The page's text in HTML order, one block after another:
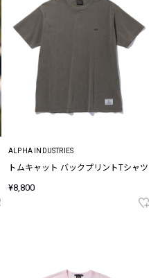
ALPHA INDUSTRIES
トムキャット バックプリントTシャツ
¥8,800